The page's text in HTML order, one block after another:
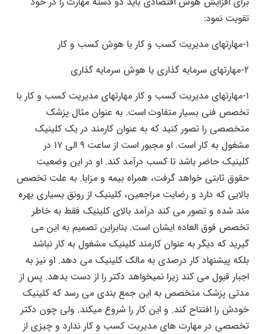
تقویت نمود:
۱-مهارتهای مدیریت کسب و کار یا هوش کسب و کار
۲-مهارتهای سرمایه گذاری یا هوش سرمایه گذاری
۱-مهارتهای مدیریت کسب و کار مهارتهای مدیریت کسب و کار با
تخصص فنی بسیار متفاوت است. به عنوان مثال پزشک
متخصصی را تصور کنید که به عنوان کارمند در یک کلینیک
مشغول به کار است. او مجبور است از ساعت ۹ الی ۱۷ در
کلینیک حاضر باشد تا کسب درآمد کند. او در این وضعیت
حقوق ثابتی خواهد گرفت، همراه بیمه و مزایا. به علت تخصص
بالایی که دارد و رضایت مراجعین، کلینیک از رونق بسیاری بهره
مند شده و تصور می کند درآمد بالای کلینیک فقط به خاطر
تخصص فوق العاده ایشان است. بنابراین تصمیم به این می
گیرید که دیگر به عنوان کارمند کلینیک مشغول به کار نباشد
بلکه پیشنهاد کار درصدی به مالک کلینیک می دهد. او نیز به
اجبار قبول می کند زیرا نمیخواهد دکتر را از دست بدهد. پس از
مدتی پزشک متخصص به این جمع بندی می رسد که کلینیک
خودش را افتتاح کند. و این کار را شروع میکند. ولی چون دکتر
تخصصی در مهارت های مدیریت کسب و کار ندارد و چیزی از